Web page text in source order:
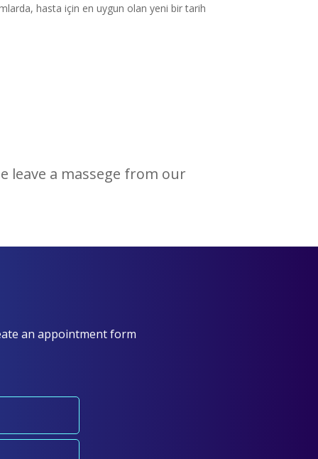
hasta için en uygun olan yeni bir tarih
leave a massege from our
an appointment form